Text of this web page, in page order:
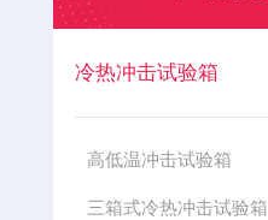
冷热冲击试验箱
高低温冲击试验箱
三箱式冷热冲击试验箱